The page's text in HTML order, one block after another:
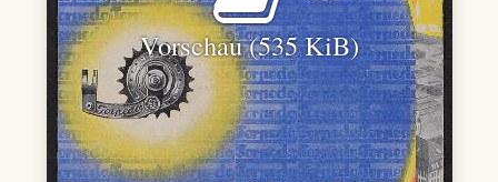
Vorschau (535 KiB)